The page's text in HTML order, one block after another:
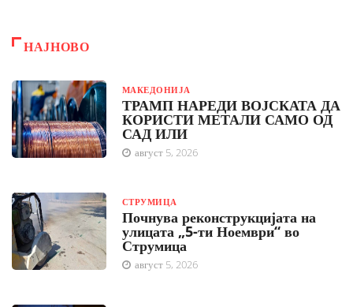
НАЈНОВО
МАКЕДОНИЈА
ТРАМП НАРЕДИ ВОЈСКАТА ДА
КОРИСТИ МЕТАЛИ САМО ОД
САД ИЛИ
август 5, 2026
СТРУМИЦА
Почнува реконструкцијата на
улицата „5-ти Ноември“ во
Струмица
август 5, 2026